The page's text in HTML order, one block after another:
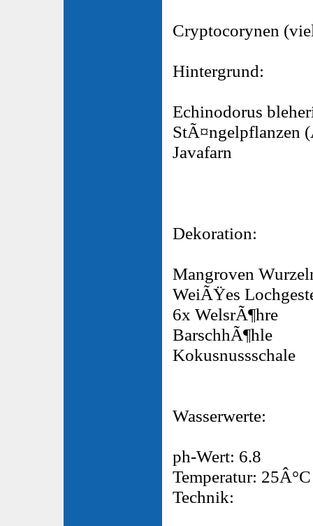
Cryptocorynen
Hintergrund:
Echinodorus
StÃ¤ngelpflanzen
Javafarn
Dekoration:
Mangroven
WeiÃŸes
6x WelsrÃ¶hre
BarschhÃ¶hle
Kokusnussschale
Wasserwerte:
ph-Wert: 6.8
Temperatur: 25Â°C
Technik: